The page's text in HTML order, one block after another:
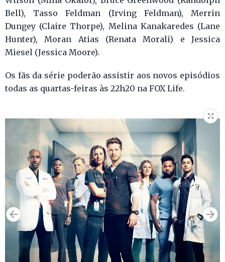
Bell), Tasso Feldman (Irving Feldman), Merrin
Dungey (Claire Thorpe), Melina Kanakaredes (Lane
Hunter), Moran Atias (Renata Morali) e Jessica
Miesel (Jessica Moore).
Os fãs da série poderão assistir aos novos episódios
todas as quartas-feiras às 22h20 na FOX Life.